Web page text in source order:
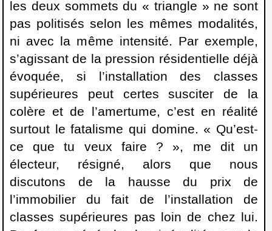
les deux sommets du « triangle » ne sont
pas politisés selon les mêmes modalités,
ni avec la même intensité. Par exemple,
s’agissant de la pression résidentielle déjà
évoquée, si l’installation des classes
supérieures peut certes susciter de la
colère et de l’amertume, c’est en réalité
surtout le fatalisme qui domine. « Qu’est-
ce que tu veux faire ? », me dit un
électeur, résigné, alors que nous
discutons de la hausse du prix de
l’immobilier du fait de l’installation de
classes supérieures pas loin de chez lui.